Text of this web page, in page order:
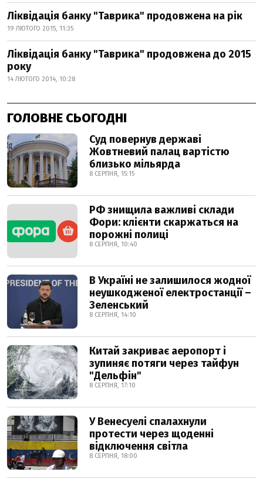
Ліквідація банку "Таврика" продовжена на рік
19 ЛЮТОГО 2015, 11:35
Ліквідація банку "Таврика" продовжена до 2015
року
14 ЛЮТОГО 2014, 10:28
ГОЛОВНЕ СЬОГОДНІ
Суд повернув державі
Жовтневий палац вартістю
близько мільярда
8 СЕРПНЯ, 15:15
РФ знищила важливі склади
Фори: клієнти скаржаться на
порожні полиці
8 СЕРПНЯ, 10:40
В Україні не залишилося жодної
неушкодженої електростанції –
Зеленський
8 СЕРПНЯ, 14:10
Китай закриває аеропорт і
зупиняє потяги через тайфун
"Дельфін"
8 СЕРПНЯ, 17:10
У Венесуелі спалахнули
протести через щоденні
відключення світла
8 СЕРПНЯ, 18:00